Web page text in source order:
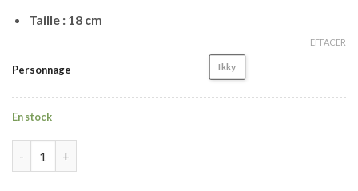
Taille : 18 cm
Personnage Ikky
EFFACER
En stock